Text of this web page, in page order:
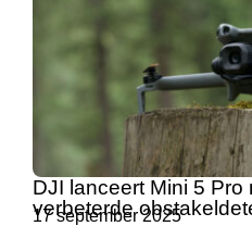
DJI lanceert Mini 5
verbeterde
17 september 2025